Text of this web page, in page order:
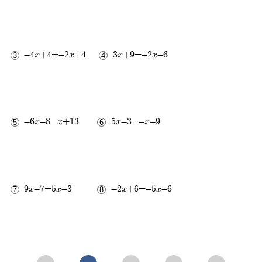
-4x+4=-2x+4 3x+9=-2x-6
-6x-8=x+13 5x-3=-x-9
9x-7=5x-3 -2x+6=-5x-6